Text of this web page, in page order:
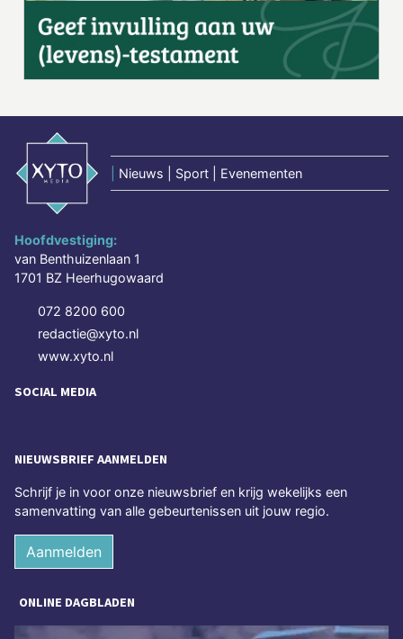
Nieuws | Sport | Evenementen
Hoofdvestiging:
van Benthuizenlaan 1
1701 BZ Heerhugowaard
072 8200 600
redactie@xyto.nl
www.xyto.nl
SOCIAL MEDIA
NIEUWSBRIEF AANMELDEN
Schrijf je in voor onze nieuwsbrief en krijg wekelijks een
samenvatting van alle gebeurtenissen uit jouw regio.
Aanmelden
ONLINE DAGBLADEN